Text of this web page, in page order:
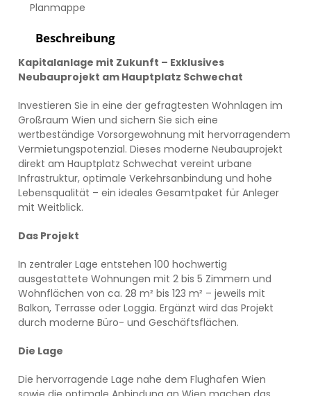
Beschreibung
Kapitalanlage mit Zukunft – Exklusives
Neubauprojekt am Hauptplatz Schwechat
Investieren Sie in eine der gefragtesten Wohnlagen im
Großraum Wien und sichern Sie sich eine
wertbeständige Vorsorgewohnung mit hervorragendem
Vermietungspotenzial. Dieses moderne Neubauprojekt
direkt am Hauptplatz Schwechat vereint urbane
Infrastruktur, optimale Verkehrsanbindung und hohe
Lebensqualität – ein ideales Gesamtpaket für Anleger
mit Weitblick.
Das Projekt
In zentraler Lage entstehen 100 hochwertig
ausgestattete Wohnungen mit 2 bis 5 Zimmern und
Wohnflächen von ca. 28 m² bis 123 m² – jeweils mit
Balkon, Terrasse oder Loggia. Ergänzt wird das Projekt
durch moderne Büro- und Geschäftsflächen.
Die Lage
Die hervorragende Lage nahe dem Flughafen Wien
Planmappe